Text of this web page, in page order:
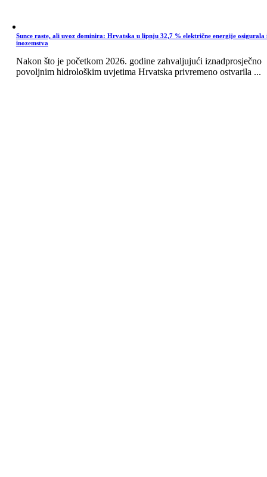
Sunce raste, ali uvoz dominira: Hrvatska u lipnju 32,7 % električne energije osigurala
inozemstva
Nakon što je početkom 2026. godine zahvaljujući iznadprosječno
povoljnim hidrološkim uvjetima Hrvatska privremeno ostvarila ...